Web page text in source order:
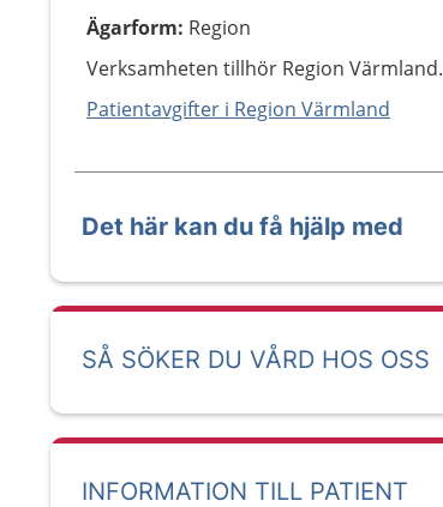
Ägarform: Region
Verksamheten tillhör Region Värmland.
Patientavgifter i Region Värmland
Det här kan du få hjälp med
SÅ SÖKER DU VÅRD HOS OSS
INFORMATION TILL PATIENT